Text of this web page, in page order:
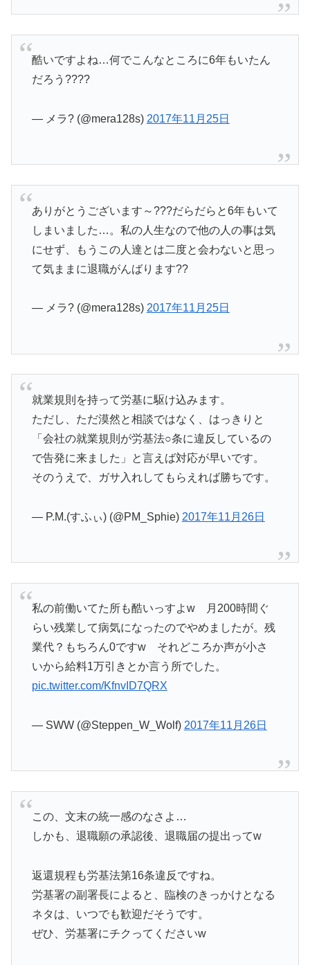
酷いですよね…何でこんなところに6年もいたん
だろう????
— メラ? (@mera128s) 2017年11月25日
ありがとうございます～???だらだらと6年もいて
しまいました…。私の人生なので他の人の事は気
にせず、もうこの人達とは二度と会わないと思っ
て気ままに退職がんばります??
— メラ? (@mera128s) 2017年11月25日
就業規則を持って労基に駆け込みます。
ただし、ただ漠然と相談ではなく、はっきりと
「会社の就業規則が労基法○条に違反しているの
で告発に来ました」と言えば対応が早いです。
そのうえで、ガサ入れしてもらえれば勝ちです。
— P.M.(すふぃ) (@PM_Sphie) 2017年11月26日
私の前働いてた所も酷いっすよw 月200時間ぐ
らい残業して病気になったのでやめましたが。残
業代？もちろん0ですw それどころか声が小さ
いから給料1万引きとか言う所でした。
pic.twitter.com/KfnvID7QRX
— SWW (@Steppen_W_Wolf) 2017年11月26日
この、文末の統一感のなさよ…
しかも、退職願の承認後、退職届の提出ってw
返還規程も労基法第16条違反ですね。
労基署の副署長によると、臨検のきっかけとなる
ネタは、いつでも歓迎だそうです。
ぜひ、労基署にチクってくださいw